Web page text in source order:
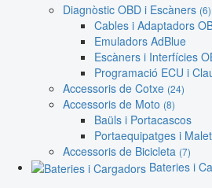
Diagnòstic OBD i Escàners (6)
Cables i Adaptadors
Emuladors AdBlue
Escàners i Interfícies
Programació ECU i
Accessoris de Cotxe (24)
Accessoris de Moto (8)
Baüls i Portacascos
Portaequipatges i
Accessoris de Bicicleta (7)
Bateries i